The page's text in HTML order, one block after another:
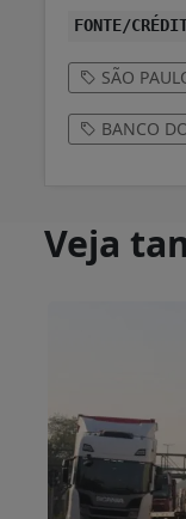
FONTE/
SÃO
BANCO
Veja